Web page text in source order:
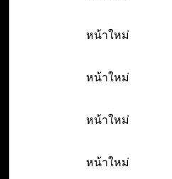
หน้าใหม่
หน้าใหม่
หน้าใหม่
หน้าใหม่